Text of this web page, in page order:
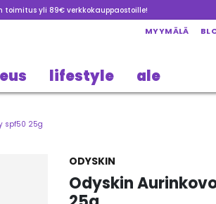
toimitus yli 89€ verkkokauppaostoille!
MYYMÄLÄ
lifestyle ale
spf50 25g
ODYSKIN
Odyskin